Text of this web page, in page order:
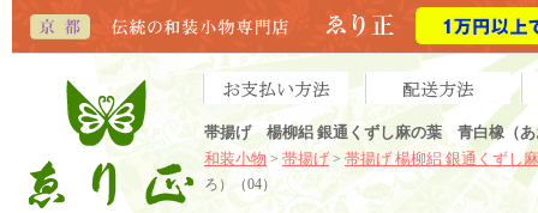
帯揚げ 楊柳絽 銀通くずし麻の葉 青白橡（あ
和装小物 > 帯揚げ > 帯揚げ 楊柳絽 銀通くずし
ろ）（04）